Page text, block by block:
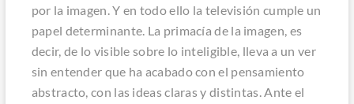
por la imagen. Y en todo ello la televisión cumple un
papel determinante. La primacía de la imagen, es
decir, de lo visible sobre lo inteligible, lleva a un ver
sin entender que ha acabado con el pensamiento
abstracto, con las ideas claras y distintas. Ante el